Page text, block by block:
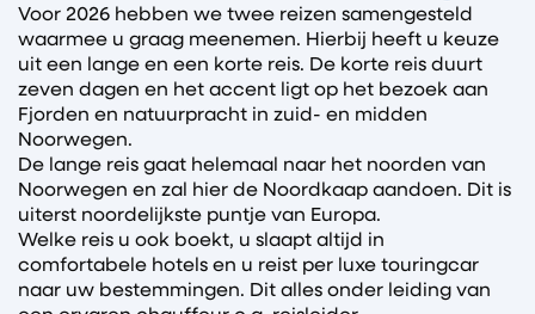
Voor 2026 hebben we twee reizen samengesteld
waarmee u graag meenemen. Hierbij heeft u keuze
uit een lange en een korte reis. De korte reis duurt
zeven dagen en het accent ligt op het bezoek aan
Fjorden en natuurpracht in zuid- en midden
Noorwegen.
De lange reis gaat helemaal naar het noorden van
Noorwegen en zal hier de Noordkaap aandoen. Dit is
uiterst noordelijkste puntje van Europa.
Welke reis u ook boekt, u slaapt altijd in
comfortabele hotels en u reist per luxe touringcar
naar uw bestemmingen. Dit alles onder leiding van